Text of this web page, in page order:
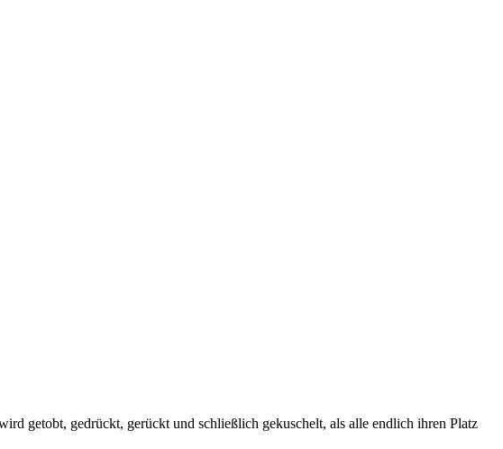
getobt, gedrückt, gerückt und schließlich gekuschelt, als alle endlich ihren Platz